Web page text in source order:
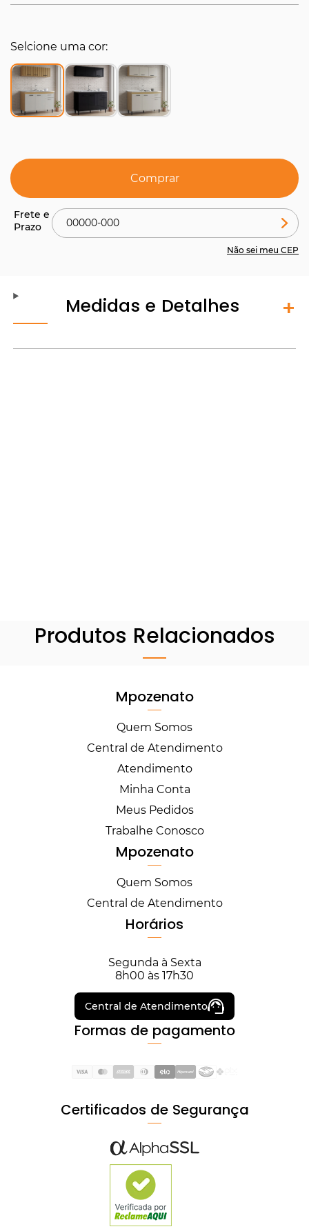
Selcione uma cor
Comprar
Não sei meu CEP
Medidas e Detalhes
Produtos Relacionados
Mpozenato
Quem Somos
Central de Atendimento
Atendimento
Minha Conta
Meus Pedidos
Trabalhe Conosco
Mpozenato
Quem Somos
Central de Atendimento
Horários
Segunda à Sexta
8h00 às 17h30
Central de Atendimento
Formas de pagamento
Certificados de Segurança